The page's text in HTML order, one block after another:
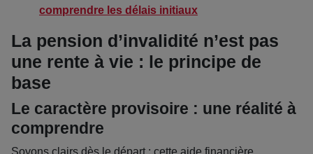
comprendre les délais initiaux
La pension d’invalidité n’est pas
une rente à vie : le principe de
base
Le caractère provisoire : une réalité à
comprendre
Soyons clairs dès le départ : cette aide financière